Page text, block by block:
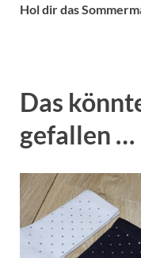
Hol dir das
Das
gefallen …